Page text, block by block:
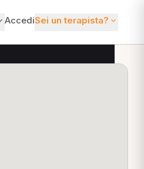
AccediSei un terapista?